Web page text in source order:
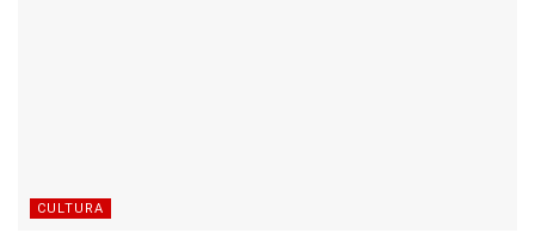
CULTURA